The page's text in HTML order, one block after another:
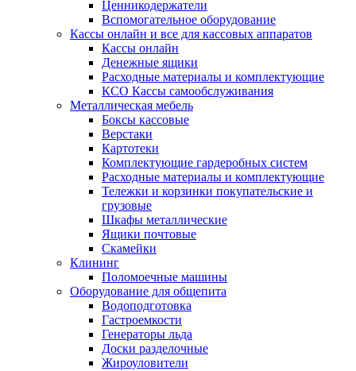
Ценникодержатели
Вспомогательное оборудование
Кассы онлайн и все для кассовых аппаратов
Кассы онлайн
Денежные ящики
Расходные материалы и комплектующие
КСО Кассы самообслуживания
Металлическая мебель
Боксы кассовые
Верстаки
Картотеки
Комплектующие гардеробных систем
Расходные материалы и комплектующие
Тележки и корзинки покупательские и
грузовые
Шкафы металлические
Ящики почтовые
Скамейки
Клининг
Поломоечные машины
Оборудование для общепита
Водоподготовка
Гастроемкости
Генераторы льда
Доски разделочные
Жироуловители